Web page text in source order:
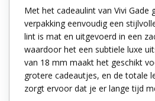
Met het cadeaulint van Vivi Gade
verpakking eenvoudig een
lint is mat en uitgevoerd in een
waardoor het een subtiele luxe
van 18 mm maakt het geschikt
grotere cadeautjes, en de totale
zorgt ervoor dat je er lange tijd